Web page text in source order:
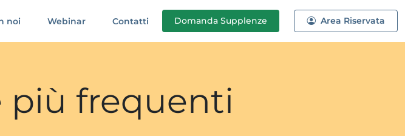
noi Webinar Contatti Domanda Supplenze Area Riservata
più frequenti